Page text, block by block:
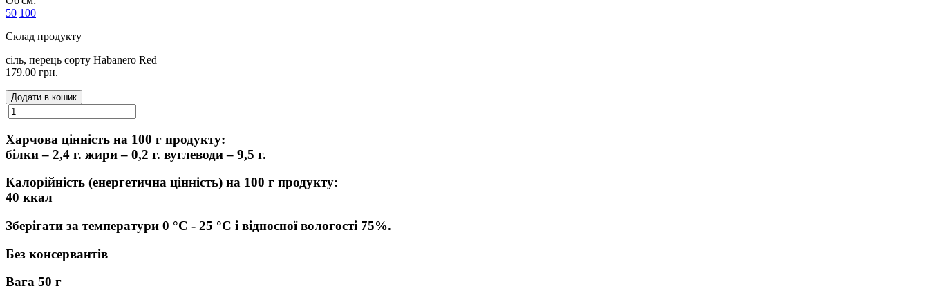
50 100
Склад продукту
сіль, перець сорту Habanero Red
179.00 грн.
Додати в кошик
Харчова цінність на 100 г продукту:
білки – 2,4 г. жири – 0,2 г. вуглеводи – 9,5 г.
Калорійність (енергетична цінність) на 100 г продукту:
40 ккал
Зберігати за температури 0 °C - 25 °C і відносної вологості 75%.
Без консервантів
Вага 50 г